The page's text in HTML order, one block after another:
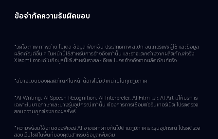
ข้อจำกัดความรับผิดชอบ
*วิดีโอ ภาพ ภาพถ่าย โมเดล ข้อมูล ฟังก์ชัน ประสิทธิภาพ สเปก อินเทอร์เฟซผู้ใช้ และข้อมูล
ผลิตภัณฑ์อื่น ๆ ในหน้านี้ใช้สำหรับการอ้างอิงเท่านั้น และอาจแตกต่างจากผลิตภัณฑ์จริง
Xiaomi อาจแก้ไขข้อมูลนี้ได้ สำหรับรายละเอียด โปรดอ้างอิงจากผลิตภัณฑ์จริง
*สีบางแบบของผลิตภัณฑ์ในหน้านี้อาจไม่มีจำหน่ายในทุกภูมิภาค
*AI Writing, AI Speech Recognition, AI Interpreter, AI Film และ AI Art มีให้บริการ
เฉพาะในบางภาษาและบางรุ่นอุปกรณ์เท่านั้น ต้องการการเชื่อมต่ออินเทอร์เน็ต โปรดตรวจ
สอบความถูกต้องของผลลัพธ์
*ความพร้อมใช้งานของฟีเจอร์ AI อาจแตกต่างกันไปตามภูมิภาคและรุ่นอุปกรณ์ โปรดตรวจ
สอบเว็บไซต์ในพื้นที่ของคุณสำหรับข้อมูลเพิ่มเติม